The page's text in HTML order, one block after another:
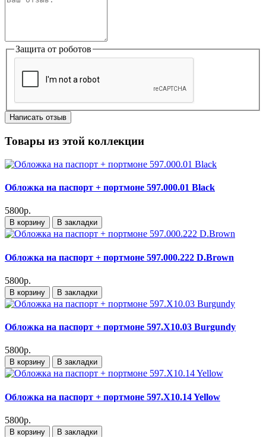
Защита от роботов
Написать отзыв
Товары из этой коллекции
Обложка на паспорт + портмоне 597.000.01 Black
5800р.
В корзину В закладки
Обложка на паспорт + портмоне 597.000.222 D.Brown
5800р.
В корзину В закладки
Обложка на паспорт + портмоне 597.X10.03 Burgundy
5800р.
В корзину В закладки
Обложка на паспорт + портмоне 597.X10.14 Yellow
5800р.
В корзину В закладки